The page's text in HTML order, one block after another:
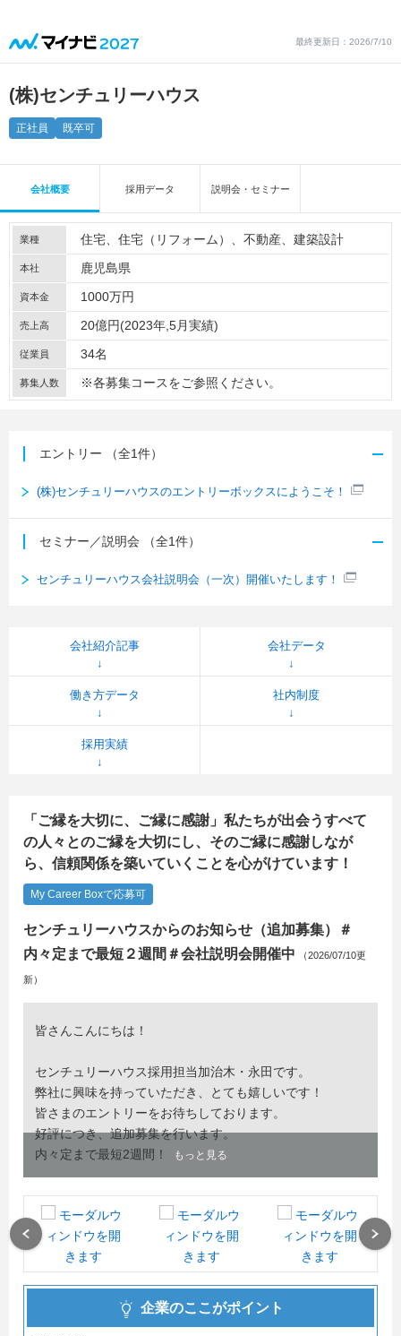
最終更新日：2026/7/10
(株)センチュリーハウス
正社員 既卒可
会社概要 採用データ 説明会・セミナー
業種 住宅 住宅（リフォーム） 不動産 建築設計
本社 鹿児島県
資本金 1000万円
売上高 20億円(2023年,5月実績)
従業員 34名
募集人数 ※各募集コースをご参照ください。
エントリー （全1件）
(株)センチュリーハウスのエントリーボックスにようこそ！
セミナー／説明会 （全1件）
センチュリーハウス会社説明会（一次）開催いたします！
会社紹介記事 会社データ
働き方データ 社内制度
採用実績
「ご縁を大切に、ご縁に感謝」私たちが出会うすべて
の人々とのご縁を大切にし、そのご縁に感謝しなが
ら、信頼関係を築いていくことを心がけています！
My Career Boxで応募可
センチュリーハウスからのお知らせ（追加募集）＃
内々定まで最短２週間＃会社説明会開催中 （2026/07/10更
新）
皆さんこんにちは！
センチュリーハウス採用担当加治木・永田です。
弊社に興味を持っていただき、とても嬉しいです！
皆さまのエントリーをお待ちしております。
好評につき、追加募集を行います。
内々定まで最短2週間！
【選考について】
営業職、設計職、施工管理職のみ追加募集を行います！
内々定まで最短2週間！
ご希望の方は、エントリーシートをお出しください！
その際にも皆さまにお会いできることを楽しみにしていま
もっと見る
企業のここがポイント